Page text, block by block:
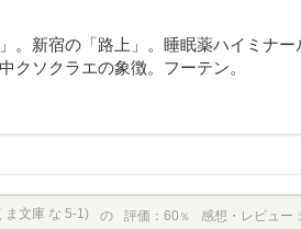
。新宿の「路上」。睡眠薬ハイミナー
クソクラエの象徴。フーテン。
ま文庫 な 5-1) の 評価 60 ％ 感想・レビュー